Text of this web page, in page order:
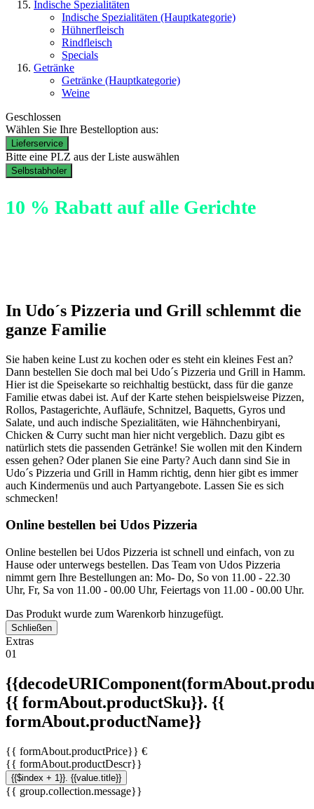
Indische Spezialitäten
Indische Spezialitäten (Hauptkategorie)
Hühnerfleisch
Rindfleisch
Specials
Getränke
Getränke (Hauptkategorie)
Weine
Geschlossen
Wählen Sie Ihre Bestelloption aus:
Lieferservice
Bitte eine PLZ aus der Liste auswählen
Selbstabholer
10 % Rabatt auf alle Gerichte
In Udo´s Pizzeria und Grill schlemmt die
ganze Familie
Sie haben keine Lust zu kochen oder es steht ein kleines Fest an?
Dann bestellen Sie doch mal bei Udo´s Pizzeria und Grill in Hamm.
Hier ist die Speisekarte so reichhaltig bestückt, dass für die ganze
Familie etwas dabei ist. Auf der Karte stehen beispielsweise Pizzen,
Rollos, Pastagerichte, Aufläufe, Schnitzel, Baquetts, Gyros und
Salate, und auch indische Spezialitäten, wie Hähnchenbiryani,
Chicken & Curry sucht man hier nicht vergeblich. Dazu gibt es
natürlich stets die passenden Getränke! Sie wollen mit den Kindern
essen gehen? Oder planen Sie eine Party? Auch dann sind Sie in
Udo´s Pizzeria und Grill in Hamm richtig, denn hier gibt es immer
auch Kindermenüs und auch Partyangebote. Lassen Sie es sich
schmecken!
Online bestellen bei Udos Pizzeria
Online bestellen bei Udos Pizzeria ist schnell und einfach, von zu
Hause oder unterwegs bestellen. Das Team von Udos Pizzeria
nimmt gern Ihre Bestellungen an: Mo- Do, So von 11.00 - 22.30
Uhr, Fr, Sa von 11.00 - 00.00 Uhr, Feiertags von 11.00 - 00.00 Uhr.
Das Produkt wurde zum Warenkorb hinzugefügt.
Schließen
Extras
01
{{ formAbout.productSku}}. {{
formAbout.productName}}
{{ formAbout.productPrice}} €
{{ formAbout.productDescr}}
{{$index + 1}}. {{value.title}}
{{ group.collection.message}}